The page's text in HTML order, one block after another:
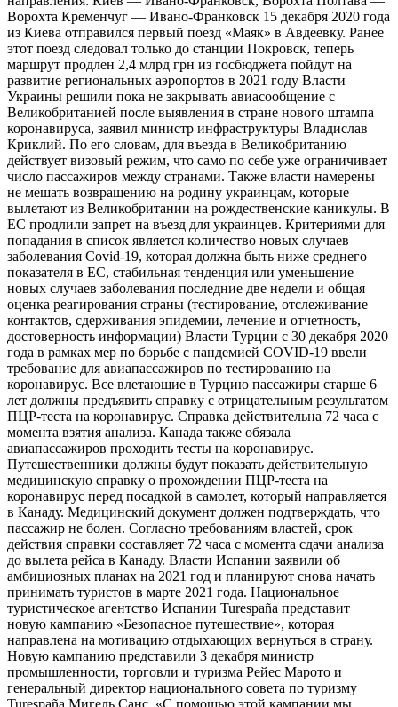
Ворохта Кременчуг — Ивано-Франковск 15 декабря 2020 года
из Киева отправился первый поезд «Маяк» в Авдеевку. Ранее
этот поезд следовал только до станции Покровск, теперь
маршрут продлен 2,4 млрд грн из госбюджета пойдут на
развитие региональных аэропортов в 2021 году Власти
Украины решили пока не закрывать авиасообщение с
Великобританией после выявления в стране нового штампа
коронавируса, заявил министр инфраструктуры Владислав
Криклий. По его словам, для въезда в Великобританию
действует визовый режим, что само по себе уже ограничивает
число пассажиров между странами. Также власти намерены
не мешать возвращению на родину украинцам, которые
вылетают из Великобритании на рождественские каникулы. В
ЕС продлили запрет на въезд для украинцев. Критериями для
попадания в список является количество новых случаев
заболевания Covid-19, которая должна быть ниже среднего
показателя в ЕС, стабильная тенденция или уменьшение
новых случаев заболевания последние две недели и общая
оценка реагирования страны (тестирование, отслеживание
контактов, сдерживания эпидемии, лечение и отчетность,
достоверность информации) Власти Турции с 30 декабря 2020
года в рамках мер по борьбе с пандемией COVID-19 ввели
требование для авиапассажиров по тестированию на
коронавирус. Все влетающие в Турцию пассажиры старше 6
лет должны предъявить справку с отрицательным результатом
ПЦР-теста на коронавирус. Справка действительна 72 часа с
момента взятия анализа. Канада также обязала
авиапассажиров проходить тесты на коронавирус.
Путешественники должны будут показать действительную
медицинскую справку о прохождении ПЦР-теста на
коронавирус перед посадкой в самолет, который направляется
в Канаду. Медицинский документ должен подтверждать, что
пассажир не болен. Согласно требованиям властей, срок
действия справки составляет 72 часа с момента сдачи анализа
до вылета рейса в Канаду. Власти Испании заявили об
амбициозных планах на 2021 год и планируют снова начать
принимать туристов в марте 2021 года. Национальное
туристическое агентство Испании Turespaña представит
новую кампанию «Безопасное путешествие», которая
направлена ​​на мотивацию отдыхающих вернуться в страну.
Новую кампанию представили 3 декабря министр
промышленности, торговли и туризма Рейес Марото и
генеральный директор национального совета по туризму
Turespaña Мигель Санс. «С помощью этой кампании мы